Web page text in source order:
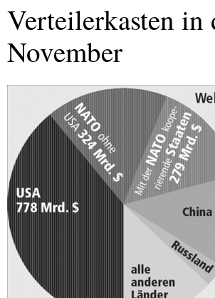
Verteilerkasten in
November